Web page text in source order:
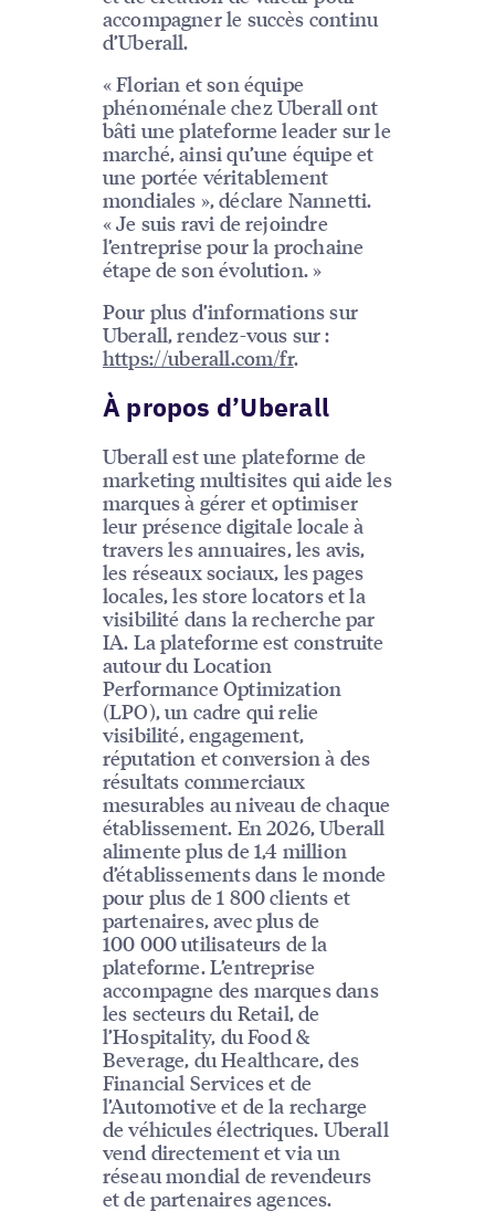
accompagner le succès continu
d’Uberall.
« Florian et son équipe
phénoménale chez Uberall ont
bâti une plateforme leader sur le
marché, ainsi qu’une équipe et
une portée véritablement
mondiales », déclare Nannetti.
« Je suis ravi de rejoindre
l’entreprise pour la prochaine
étape de son évolution. »
Pour plus d’informations sur
Uberall, rendez-vous sur :
https://uberall.com/fr.
À propos d’Uberall
Uberall est une plateforme de
marketing multisites qui aide les
marques à gérer et optimiser
leur présence digitale locale à
travers les annuaires, les avis,
les réseaux sociaux, les pages
locales, les store locators et la
visibilité dans la recherche par
IA. La plateforme est construite
autour du Location
Performance Optimization
(LPO), un cadre qui relie
visibilité, engagement,
réputation et conversion à des
résultats commerciaux
mesurables au niveau de chaque
établissement. En 2026, Uberall
alimente plus de 1,4 million
d’établissements dans le monde
pour plus de 1 800 clients et
partenaires, avec plus de
100 000 utilisateurs de la
plateforme. L’entreprise
accompagne des marques dans
les secteurs du Retail, de
l’Hospitality, du Food &
Beverage, du Healthcare, des
Financial Services et de
l’Automotive et de la recharge
de véhicules électriques. Uberall
vend directement et via un
réseau mondial de revendeurs
et de partenaires agences.